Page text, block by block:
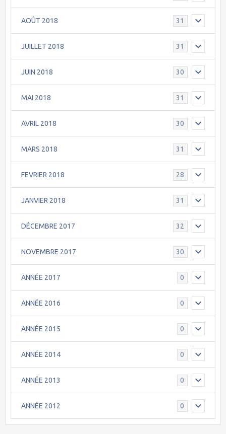
AOÛT 2018 31
JUILLET 2018 31
JUIN 2018 30
MAI 2018 31
AVRIL 2018 30
MARS 2018 31
FEVRIER 2018 28
JANVIER 2018 31
DÉCEMBRE 2017 32
NOVEMBRE 2017 30
ANNÉE 2017 0
ANNÉE 2016 0
ANNÉE 2015 0
ANNÉE 2014 0
ANNÉE 2013 0
ANNÉE 2012 0